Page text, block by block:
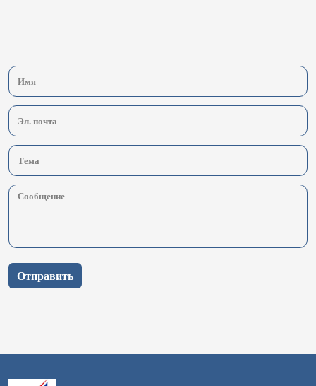
Отправить